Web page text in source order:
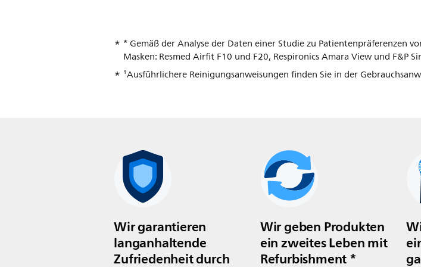
* Gemäß der Analyse der Daten einer Studie zu Patientenpräferenzen
Masken: Resmed Airfit F10 und F20, Respironics Amara View und F&P
¹Ausführlichere Reinigungsanweisungen finden Sie in der
Wir garantieren
langanhaltende
Zufriedenheit durch
Wir geben Produkten
ein zweites Leben mit
Refurbishment *